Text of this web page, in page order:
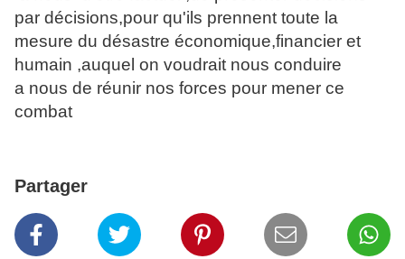
par décisions,pour qu'ils prennent toute la
mesure du désastre économique,financier et
humain ,auquel on voudrait nous conduire
a nous de réunir nos forces pour mener ce
combat
Partager